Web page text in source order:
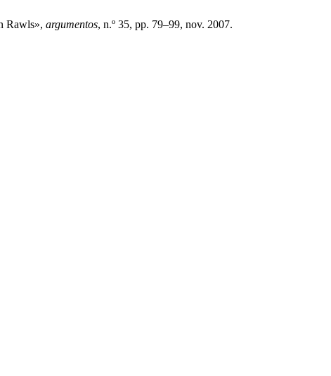
Rawls», argumentos, n.º 35, pp. 79–99, nov. 2007.